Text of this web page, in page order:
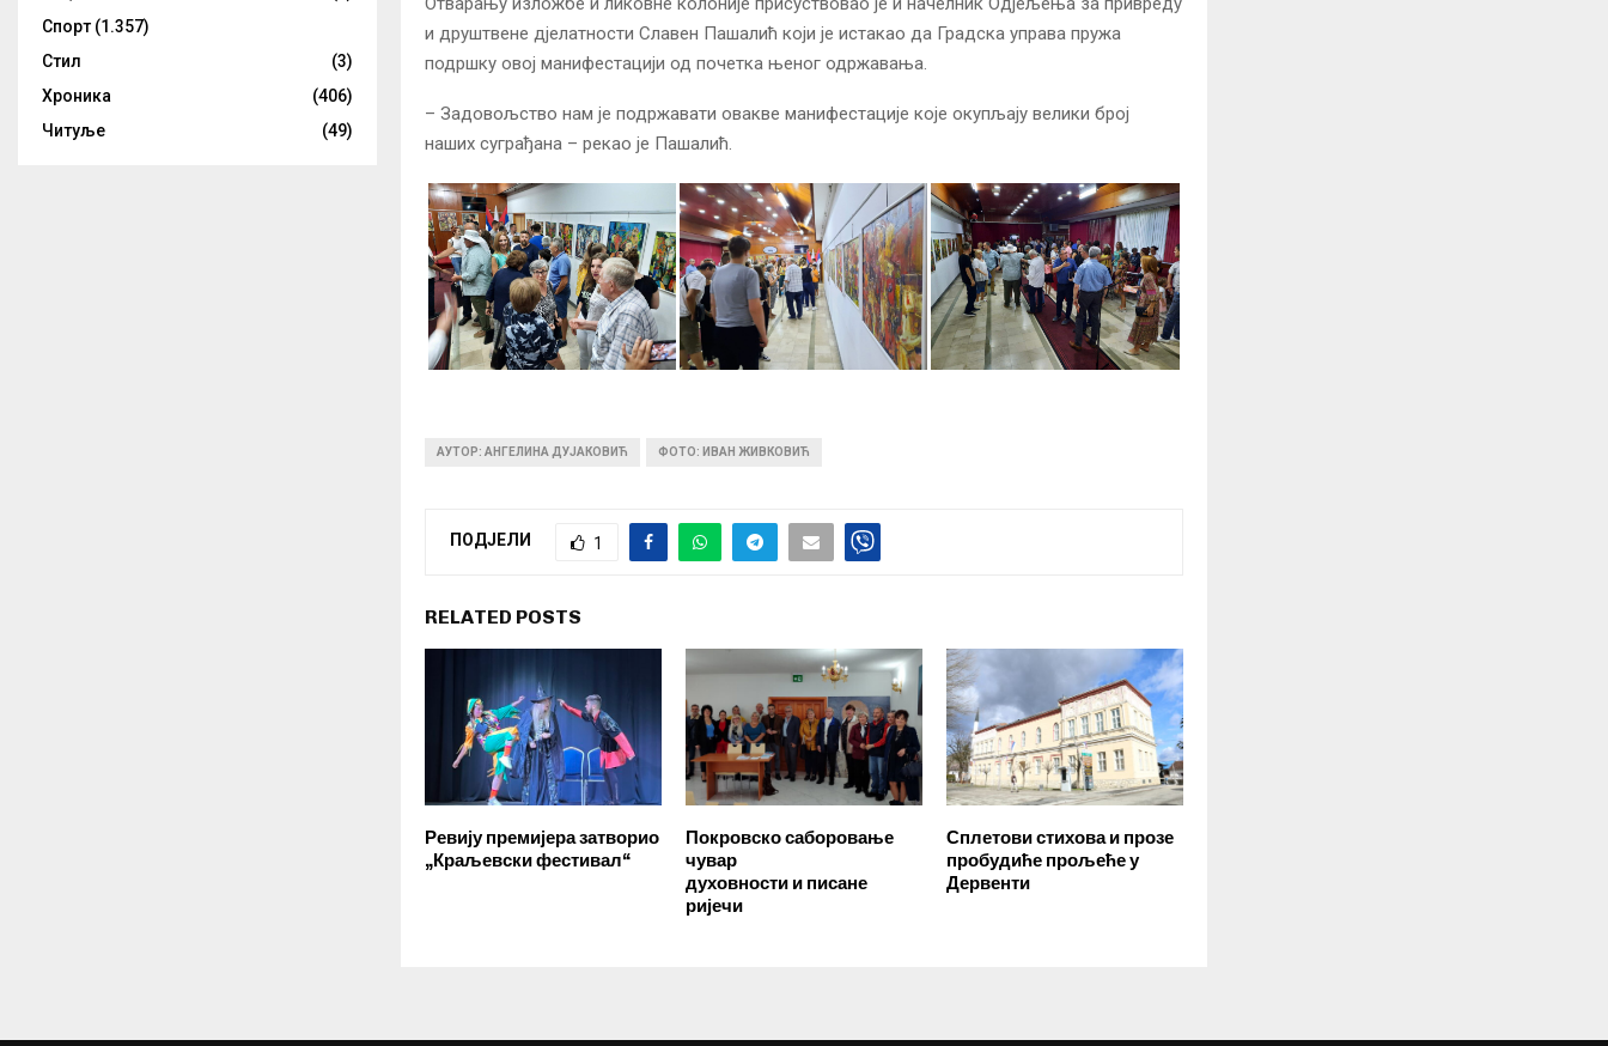
и друштвене дјелатности Славен Пашалић који је истакао да Градска управа пружа
подршку овој манифестацији од почетка њеног одржавања.
– Задовољство нам је подржавати овакве манифестације које окупљају велики број
наших суграђана – рекао је Пашалић.
АУТОР: АНГЕЛИНА ДУЈАКОВИЋ ФОТО: ИВАН ЖИВКОВИЋ
ПОДЈЕЛИ 1
RELATED POSTS
Ревију премијера затворио
„Краљевски фестивал“
Покровско саборовање
чувар
духовности и писане
ријечи
Сплетови стихова и прозе
пробудиће прољеће у
Дервенти
Спорт (1.357)
Стил
(3)
Хроника
(406)
Читуље
(49)